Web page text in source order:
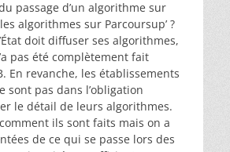
passage d’un algorithme sur
algorithmes sur Parcoursup’ ?
doit diffuser ses algorithmes,
pas été complètement fait
En revanche, les établissements
sont pas dans l’obligation
le détail de leurs algorithmes.
ils sont faits mais on a
de ce qui se passe lors des